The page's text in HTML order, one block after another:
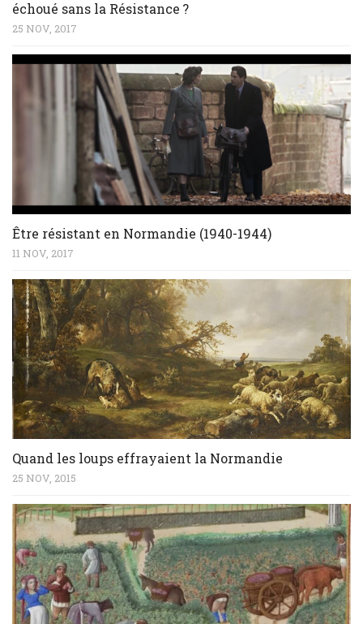
échoué sans la Résistance ?
25 NOV, 2017
Être résistant en Normandie (1940-1944)
11 NOV, 2017
Quand les loups effrayaient la Normandie
25 NOV, 2015